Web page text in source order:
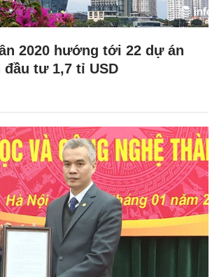
2020 hướng tới 22 dự án
tư 1,7 tỉ USD